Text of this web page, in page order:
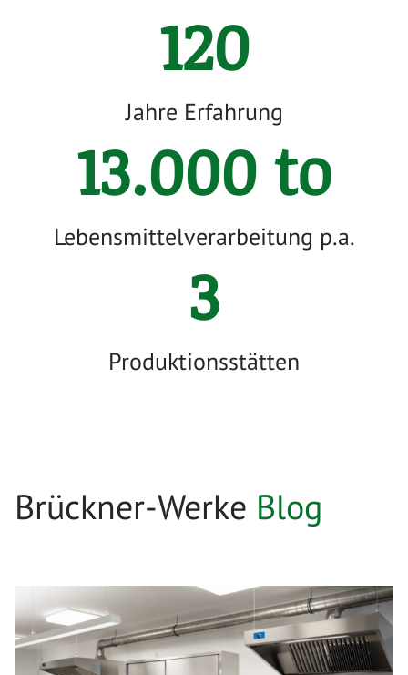
120
Jahre Erfahrung
13.000 to
Lebensmittelverarbeitung p.a.
3
Produktionsstätten
Brückner-Werke Blog